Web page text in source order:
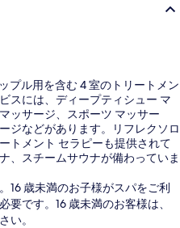
プル用を含む 4 室のトリートメン
スには、ディープティシュー マ
ッサージ、スポーツ マッサー
ジなどがあります。リフレクソロ
トメント セラピーも提供されて
、スチームサウナが備わっていま
16 歳未満のお子様がスパをご利
要です。16 歳未満のお客様は、
い。